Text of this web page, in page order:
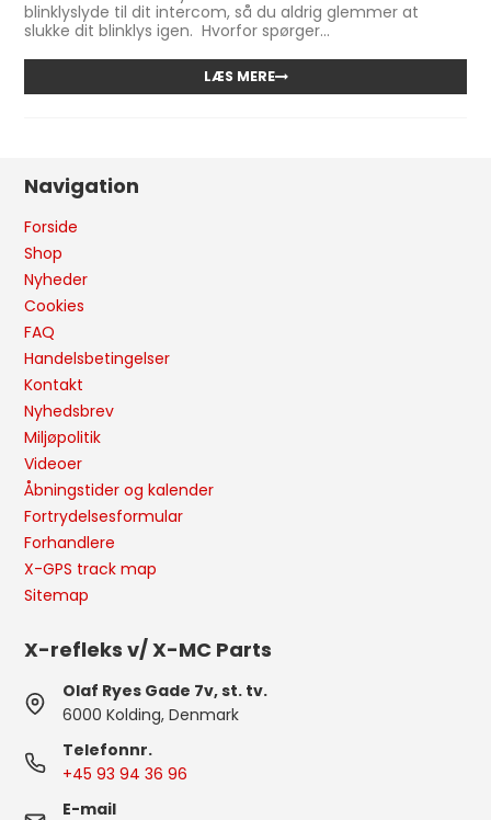
blinklyslyde til dit intercom, så du aldrig glemmer at
slukke dit blinklys igen. Hvorfor spørger...
LÆS MERE
Navigation
Forside
Shop
Nyheder
Cookies
FAQ
Handelsbetingelser
Kontakt
Nyhedsbrev
Miljøpolitik
Videoer
Åbningstider og kalender
Fortrydelsesformular
Forhandlere
X-GPS track map
Sitemap
X-refleks v/ X-MC Parts
Olaf Ryes Gade 7v, st. tv.
6000 Kolding, Denmark
Telefonnr.
+45 93 94 36 96
E-mail